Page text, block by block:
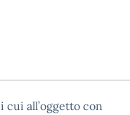
cui all’oggetto con